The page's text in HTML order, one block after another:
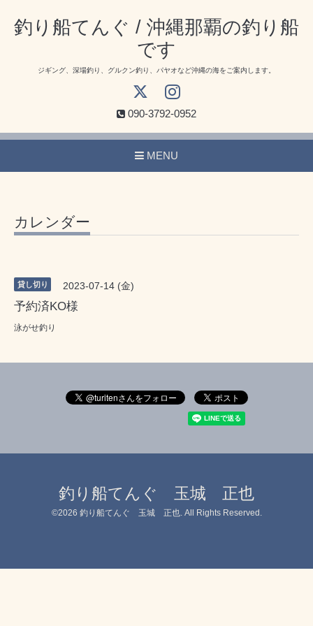
釣り船てんぐ / 沖縄那覇の釣り船
です
ジギング、深場釣り、グルクン釣り、パヤオなど沖縄の海をご案内します。
090-3792-0952
MENU
カレンダー
貸し切り 2023-07-14 (金)
予約済KO様
泳がせ釣り
釣り船てんぐ 玉城 正也
©2026 釣り船てんぐ 玉城 正也. All Rights Reserved.